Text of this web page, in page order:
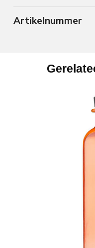
Artikelnummer